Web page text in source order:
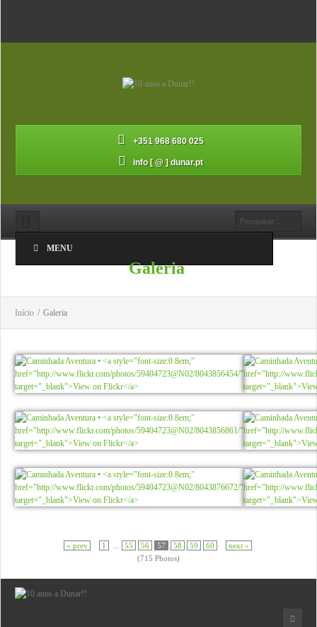
+351 968 680 025
info [ @ ] dunar.pt
MENU
Galeria
Início / Galeria
« prev 1 55 56 57 58 59 60
next »
(715 Photos)